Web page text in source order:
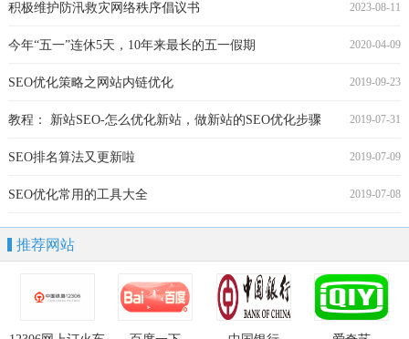
2023-08-11
积极维护防汛救灾网络秩序倡议书
2020-04-09
今年“五一”连休5天，10年来最长的五一假期
2019-09-23
SEO优化策略之网站内链优化
2019-07-31
教程： 新站SEO-怎么优化新站，做新站的SEO优化步骤
2019-07-09
SEO排名算法又更新啦
2019-07-08
SEO优化常用的工具大全
推荐网站